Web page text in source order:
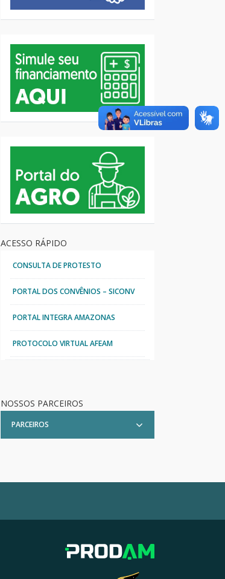
ACESSO RÁPIDO
CONSULTA DE PROTESTO
PORTAL DOS CONVÊNIOS – SICONV
PORTAL INTEGRA AMAZONAS
PROTOCOLO VIRTUAL AFEAM
NOSSOS PARCEIROS
PARCEIROS